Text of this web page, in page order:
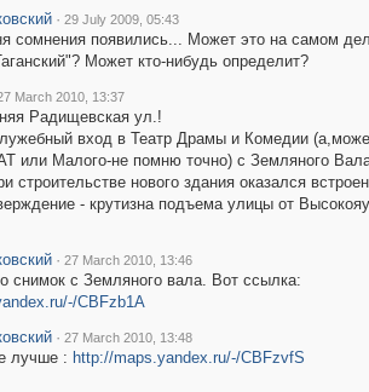
· 29 July 2009, 05:43
сомнения появились... Может это на самом
Может кто-нибудь определит?
March 2010, 13:37
Радищевская ул.!
вход в Театр Драмы и Комедии
или Малого-не помню точно) с Земляного
строительстве нового здания оказался
- крутизна подъема улицы от
· 27 March 2010, 13:46
снимок с Земляного вала. Вот ссылка:
CBFzb1A
· 27 March 2010, 13:48
лучше : http://maps.yandex.ru/-/CBFzvfS